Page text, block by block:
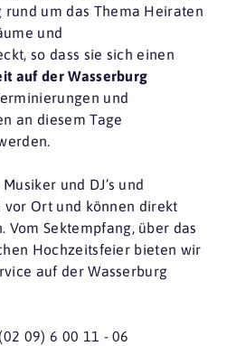
rund um das Thema Heiraten
und
so dass sie sich einen
auf der Wasserburg
und
an diesem Tage
und DJ’s und
Ort und können direkt
Vom Sektempfang, über das
Hochzeitsfeier bieten wir
auf der Wasserburg
09) 6 00 11 - 06